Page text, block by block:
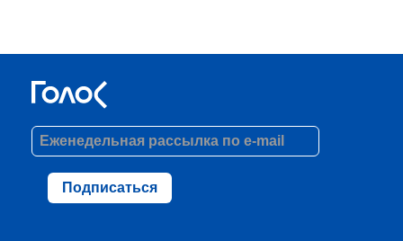
Подписаться